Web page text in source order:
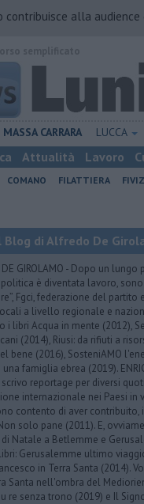
contribuisce alla audience
MASSA CARRARA LUCCA
Attualità Lavoro
COMANO FILATTIERA
Blog di Alfredo De
DE GIROLAMO - Dopo un
è diventata lavoro,
Fgci, federazione del
a livello regionale e
i libri Acqua in mente (2012),
(2014), Riusi: da rifiuti a
bene (2016), SosteniAMO
famiglia ebrea (2019).
reportage per diversi
internazionale nei Paesi in
contento di aver contribuito,
solo pane (2011). E,
Natale a Betlemme e
Gerusalemme ultimo
in Terra Santa (2014).
Santa nell'ombra del
re senza trono (2019) e Il